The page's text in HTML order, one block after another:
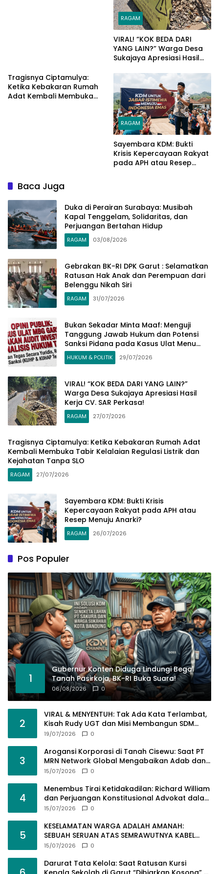
RAGAM
​VIRAL! “KOK BEDA DARI
YANG LAIN?” Warga Desa
Sukajaya Apresiasi Hasil
Tragisnya Ciptamulya:
Ketika Kebakaran Rumah
Adat Kembali Membuka
RAGAM
Sayembara KDM: Bukti
Krisis Kepercayaan Rakyat
pada APH atau Resep
Baca Juga
Duka di Perairan Surabaya: Musibah
Kapal Tenggelam, Solidaritas, dan
Perjuangan Bertahan Hidup
RAGAM 03/08/2026
Gebrakan BK-RI DPK Garut : Selamatkan
Ratusan Hak Anak dan Perempuan dari
Belenggu Nikah Siri
RAGAM 31/07/2026
Bukan Sekadar Minta Maaf: Menguji
Tanggung Jawab Hukum dan Potensi
Sanksi Pidana pada Kasus Ulat Menu
MBG Garut​
HUKUM & POLITIK 29/07/2026
​VIRAL! “KOK BEDA DARI YANG LAIN?”
Warga Desa Sukajaya Apresiasi Hasil
Kerja CV. SAR Perkasa!
RAGAM 27/07/2026
Tragisnya Ciptamulya: Ketika Kebakaran Rumah Adat
Kembali Membuka Tabir Kelalaian Regulasi Listrik dan
Kejahatan Tanpa SLO​
RAGAM 27/07/2026
Sayembara KDM: Bukti Krisis
Kepercayaan Rakyat pada APH atau
Resep Menuju Anarki?​
RAGAM 26/07/2026
Pos Populer
1
Gubernur Konten Diduga Lindungi Begal
Tanah Pasirkoja, BK-RI Buka Suara!
06/08/2026 0
2
VIRAL & MENYENTUH: Tak Ada Kata Terlambat,
Kisah Rudy UGT dan Misi Membangun SDM
Bangsa Lewat Kuliah Jarak Jauh
19/07/2026 0
3
Arogansi Korporasi di Tanah Cisewu: Saat PT
MRN Network Global Mengabaikan Adab dan
Hukum
15/07/2026 0
4
Menembus Tirai Ketidakadilan: Richard William
dan Perjuangan Konstitusional Advokat dalam
KUHAP Baru
15/07/2026 0
5
KESELAMATAN WARGA ADALAH AMANAH:
SEBUAH SERUAN ATAS SEMRAWUTNYA KABEL
UTILITAS
15/07/2026 0
Darurat Tata Kelola: Saat Ratusan Kursi